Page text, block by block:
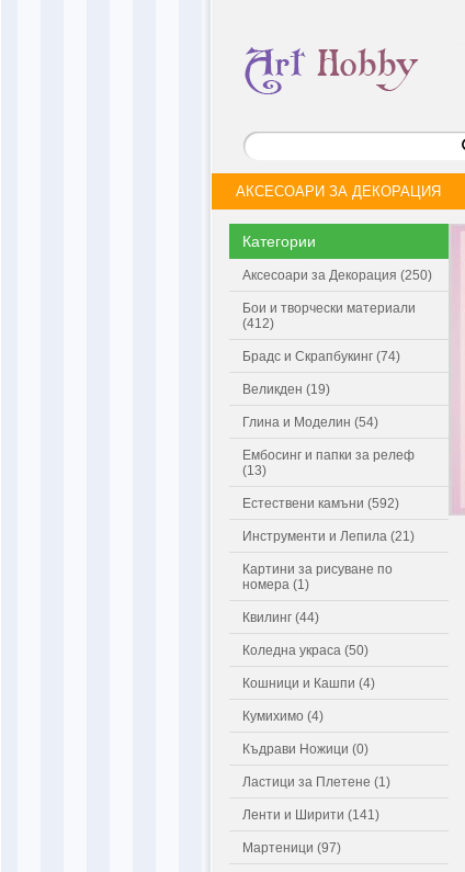
АКСЕСОАРИ ЗА ДЕКОРАЦИЯ
Категории
Аксесоари за Декорация (250)
Бои и творчески материали
(412)
Брадс и Скрапбукинг (74)
Великден (19)
Глина и Моделин (54)
Ембосинг и папки за релеф
(13)
Естествени камъни (592)
Инструменти и Лепила (21)
Картини за рисуване по
номера (1)
Квилинг (44)
Коледна украса (50)
Кошници и Кашпи (4)
Кумихимо (4)
Къдрави Ножици (0)
Ластици за Плетене (1)
Ленти и Ширити (141)
Мартеници (97)